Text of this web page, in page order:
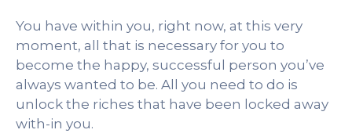
You have within you, right now, at this very
moment, all that is necessary for you to
become the happy, successful person you’ve
always wanted to be. All you need to do is
unlock the riches that have been locked away
with-in you.